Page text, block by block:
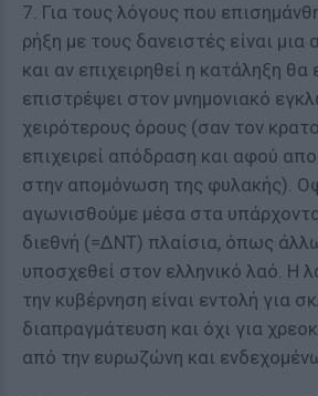
7. Για τους λόγους που
ρήξη με τους δανειστές είναι μια
και αν επιχειρηθεί η κατάληξη θα
επιστρέψει στον μνημονιακό
χειρότερους όρους (σαν τον
επιχειρεί απόδραση και αφού
στην απομόνωση της φυλακής).
αγωνισθούμε μέσα στα
διεθνή (=ΔΝΤ) πλαίσια, όπως
υποσχεθεί στον ελληνικό λαό. Η
την κυβέρνηση είναι εντολή για
διαπραγμάτευση και όχι για
από την ευρωζώνη και